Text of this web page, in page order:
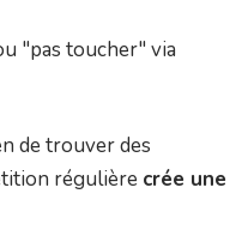
"pas toucher" via
de trouver des
régulière crée une